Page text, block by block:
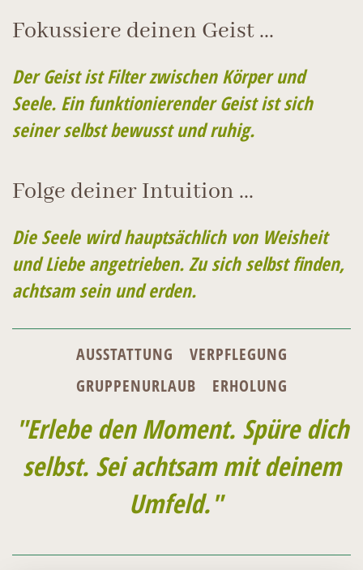
Fokussiere deinen Geist ...
Der Geist ist Filter zwischen Körper und
Seele. Ein funktionierender Geist ist sich
seiner selbst bewusst und ruhig.
Folge deiner Intuition ...
Die Seele wird hauptsächlich von Weisheit
und Liebe angetrieben. Zu sich selbst finden,
achtsam sein und erden.
AUSSTATTUNG
VERPFLEGUNG
GRUPPENURLAUB
ERHOLUNG
"Erlebe den Moment. Spüre dich
selbst. Sei achtsam mit deinem
Umfeld."